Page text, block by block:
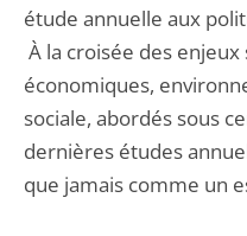
étude annuelle aux
À la croisée des
économiques,
sociale, abordés sous
dernières études
que jamais comme un